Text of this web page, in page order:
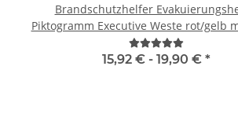
Brandschutzhelfer
Piktogramm Executive Weste rot/gelb
Taschen S-3XL
15,92 € - 19,90 € *